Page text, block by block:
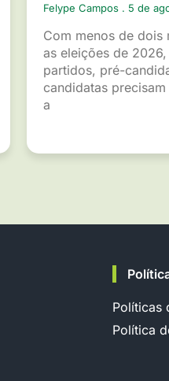
Felype Campos 5 de
Com menos de dois
as eleições de
partidos, pré-
candidatas
a
Políticas
Política